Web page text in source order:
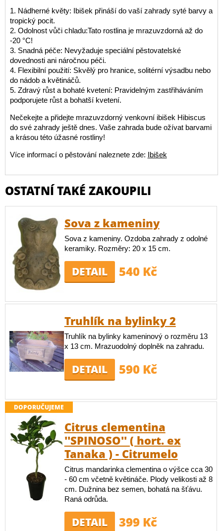
1. Nádherné květy: Ibišek přináší do vaší zahrady syté barvy a
tropický pocit.
2. Odolnost vůči chladu:Tato rostlina je mrazuvzdorná až do
-20 °C!
3. Snadná péče: Nevyžaduje speciální pěstovatelské
dovednosti ani náročnou péči.
4. Flexibilní použití: Skvělý pro hranice, solitérní výsadbu nebo
do nádob a květináčů.
5. Zdravý růst a bohaté kvetení: Pravidelným zastřiháváním
podporujete růst a bohatší kvetení.
Nečekejte a přidejte mrazuvzdorný venkovní ibišek Hibiscus
do své zahrady ještě dnes. Vaše zahrada bude ožívat barvami
a krásou této úžasné rostliny!
Více informací o pěstování naleznete zde: Ibišek
OSTATNÍ TAKÉ ZAKOUPILI
Sova z kameniny
Sova z kameniny. Ozdoba zahrady z odolné
keramiky. Rozměry: 20 x 15 cm.
DETAIL 540 Kč
Truhlík na bylinky 2
Truhlík na bylinky kameninový o rozměru 13
x 13 cm. Mrazuodolný doplněk na zahradu.
DETAIL 590 Kč
DOPORUČUJEME
Citrus clementina
''SPINOSO'' ( hort. ex
Tanaka ) - Citrumelo
Citrus mandarinka clementina o výšce cca 30
- 60 cm včetně květináče. Plody velikosti až 8
cm. Dužnina bez semen, bohatá na šťávu.
Raná odrůda.
DETAIL 399 Kč